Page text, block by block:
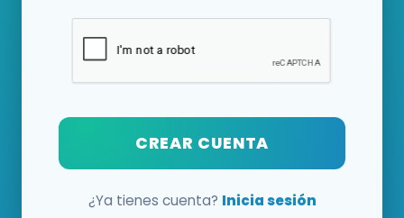
CREAR CUENTA
¿Ya tienes cuenta? Inicia sesión